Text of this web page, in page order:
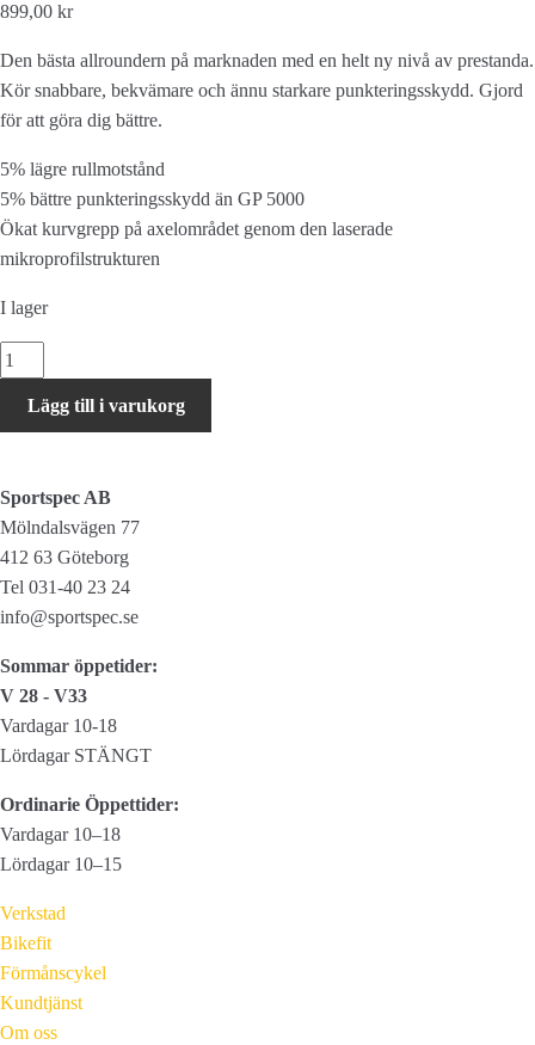
899,00 kr
Den bästa allroundern på marknaden med en helt ny nivå av prestanda.
Kör snabbare, bekvämare och ännu starkare punkteringsskydd. Gjord
för att göra dig bättre.
5% lägre rullmotstånd
5% bättre punkteringsskydd än GP 5000
Ökat kurvgrepp på axelområdet genom den laserade
mikroprofilstrukturen
I lager
Continental
GP5000
700x25c
Lägg till i varukorg
Sportspec AB
Mölndalsvägen 77
412 63 Göteborg
Tel 031-40 23 24
info@sportspec.se
Sommar öppetider:
V 28 - V33
Vardagar 10-18
Lördagar STÄNGT
Ordinarie Öppettider:
Vardagar 10–18
Lördagar 10–15
Verkstad
Bikefit
Förmånscykel
Kundtjänst
Om oss